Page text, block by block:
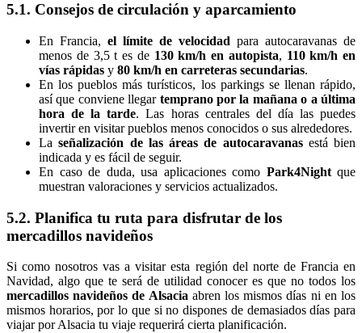
5.1. Consejos de circulación y aparcamiento
En Francia, el límite de velocidad para autocaravanas de
menos de 3,5 t es de 130 km/h en autopista, 110 km/h en
vías rápidas y 80 km/h en carreteras secundarias.
En los pueblos más turísticos, los parkings se llenan rápido,
así que conviene llegar temprano por la mañana o a última
hora de la tarde. Las horas centrales del día las puedes
invertir en visitar pueblos menos conocidos o sus alrededores.
Laseñalización de las áreas de autocaravanasestá bien
indicada y es fácil de seguir.
En caso de duda, usa aplicaciones como Park4Night que
muestran valoraciones y servicios actualizados.
5.2. Planifica tu ruta para disfrutar de los
mercadillos navideños
Si como nosotros vas a visitar esta región del norte de Francia en
Navidad, algo que te será de utilidad conocer es que no todos los
mercadillos navideños de Alsacia abren los mismos días ni en los
mismos horarios, por lo que si no dispones de demasiados días para
viajar por Alsacia tu viaje requerirá cierta planificación.